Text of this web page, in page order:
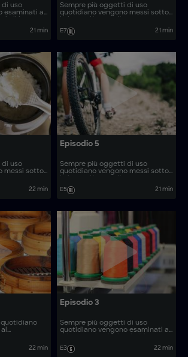
di uso
esaminati al
Come
come
21 min
Sempre più oggetti di uso
quotidiano vengono messi sotto
rivelando il loro processo di
produzione. Come vengono
E7 21 min
di uso
messi sotto
di
22 min
Episodio 5
Sempre più oggetti di uso
quotidiano vengono messi sotto
rivelando il loro processo di
produzione. Come vengono
carne in scatola e coltelli da
E5 21 min
verande
in rame?
22 min
Episodio 3
Sempre più oggetti di uso
quotidiano vengono esaminati al
processo di produzione. Come
vengono realizzati oggetti come
E3 22 min